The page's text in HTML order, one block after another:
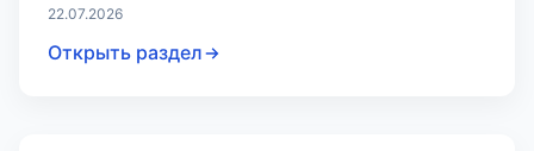
22.07.2026
Открыть раздел